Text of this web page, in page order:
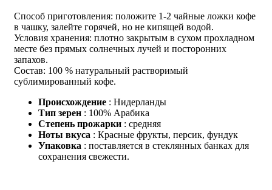
Способ приготовления: положите 1-2 чайные ложки кофе
в чашку, залейте горячей, но не кипящей водой.
Условия хранения: плотно закрытым в сухом прохладном
месте без прямых солнечных лучей и посторонних
запахов.
Состав: 100 % натуральный растворимый
сублимированный кофе.
Происхождение : Нидерланды
Тип зерен : 100% Арабика
Степень прожарки : средняя
Ноты вкуса : Красные фрукты, персик, фундук
Упаковка : поставляется в стеклянных банках для
сохранения свежести.